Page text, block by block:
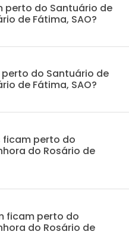
perto do Santuário de
de Fátima, SAO?
do Santuário de
de Fátima, SAO?
ficam perto do
do Rosário de
ficam perto do
do Rosário de